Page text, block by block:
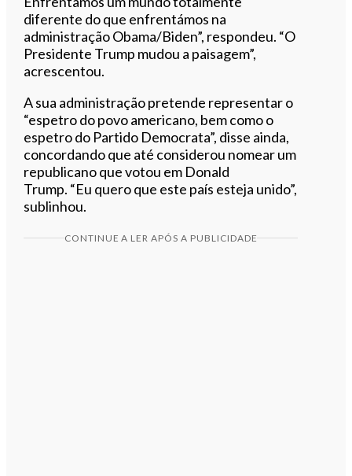
diferente do que enfrentámos na
administração Obama/Biden”, respondeu. “O
Presidente Trump mudou a paisagem”,
acrescentou.
A sua administração pretende representar o
“espetro do povo americano, bem como o
espetro do Partido Democrata”, disse ainda,
concordando que até considerou nomear um
republicano que votou em Donald
Trump. “Eu quero que este país esteja unido”,
sublinhou.
CONTINUE A LER APÓS A PUBLICIDADE